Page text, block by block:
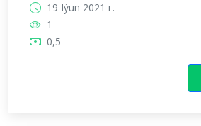
19 Iýun 2021 г.
1
0,5